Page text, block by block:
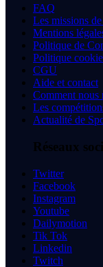
FAQ
Les missions
Mentions
Politique de
Politique
CGU
Aide et contact
Comment nous
Les
Actualité de
Réseaux
Twitter
Facebook
Instagram
Youtube
Dailymotion
Tik Tok
Linkedin
Twitch